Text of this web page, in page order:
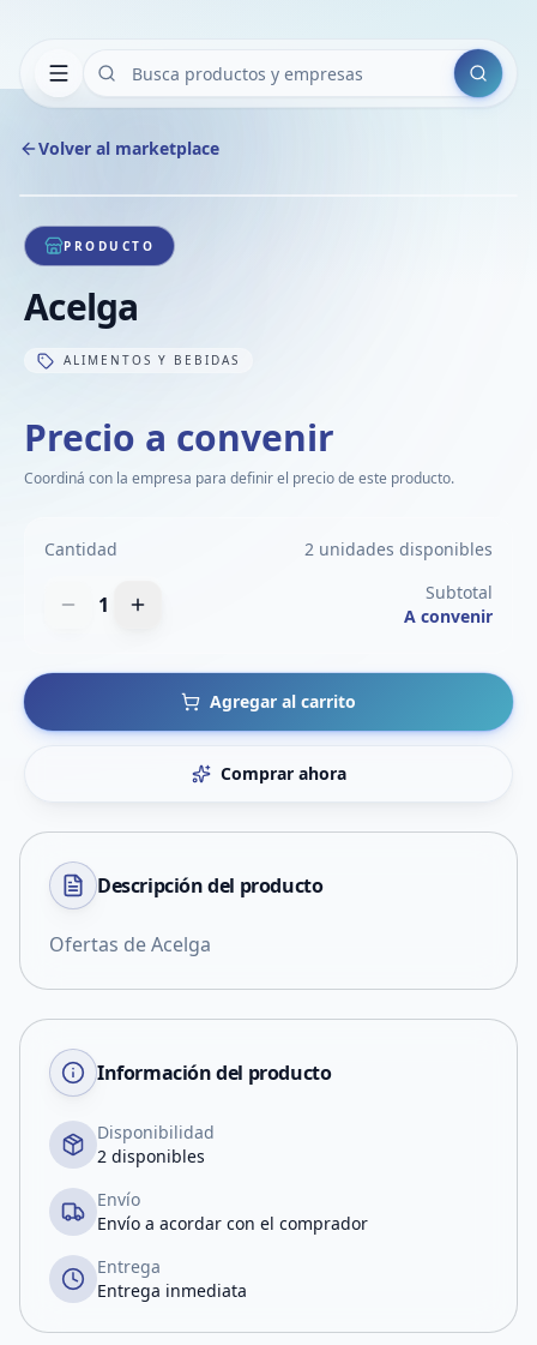
Buscar
Volver al marketplace
1/1
PRODUCTO
Acelga
ALIMENTOS Y BEBIDAS
Precio a convenir
Coordiná con la empresa para definir el precio de este producto.
Cantidad 2 unidades disponibles
1
Subtotal
A convenir
Agregar al carrito
Comprar ahora
Descripción del producto
Ofertas de Acelga
Información del producto
Disponibilidad
2 disponibles
Envío
Envío a acordar con el comprador
Entrega
Entrega inmediata